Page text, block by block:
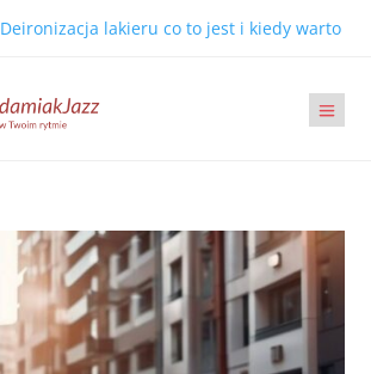
Deironizacja lakieru co to jest i kiedy warto ją